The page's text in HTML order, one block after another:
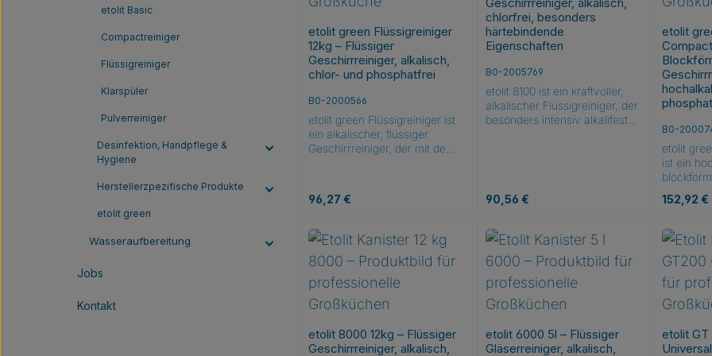
etolit Basic
Compactreiniger
Flüssigreiniger
Klarspüler
Pulverreiniger
Desinfektion, Handpflege &
Hygiene
Herstellerzpezifische Produkte
etolit green
Wasseraufbereitung
Jobs
Kontakt
etolit green Flüssigreiniger
12kg – Flüssiger
Geschirrreiniger, alkalisch,
chlor- und phosphatfrei
B0-2000566
etolit green Flüssigreiniger ist
ein alkalischer, flüssiger
Geschirrreiniger, der mit dem
Standards des EU-Ecolabels
Verpackung und Wirksamkeit.
Es bietet ausgezeichnetes
Reinigungsvermögen mit
außergewöhnlicher Fett- und
Stärkelösekraft und ist
wirksam bei leichten
den. Der Reiniger liefert
optimale Spülergebnisse in
Regulärer Preis:
96,27 €
Produkt Anzahl: Gib den gewünschten Wert
Kanister
chlorfrei, besonders
härtebindende
Eigenschaften
B0-2005769
etolit 8100 ist ein kraftvoller,
alkalischer Flüssigreiniger, der
besonders intensiv alkalifestes
Fettlösevermögen sowie eine
Lebensmittelfarbstoffrückstän
den. Ideal für Korbtransport-,
Hauben- und
Untertischspülmaschinen, und
für den Einsatz bei mittleren
und hohen Wasserhärten
chlorfrei und
umweltfreundlich, was ihn
Regulärer Preis:
90,56 €
Produkt Anzahl: Gib
Kanister
etolit
B0-
etolit
ist ein
EU-
die
Der
Regulärer
152,92 €
etolit 8000 12kg – Flüssiger
Geschirrreiniger, alkalisch,
etolit 6000 5l – Flüssiger
Gläserreiniger, alkalisch,
etolit GT